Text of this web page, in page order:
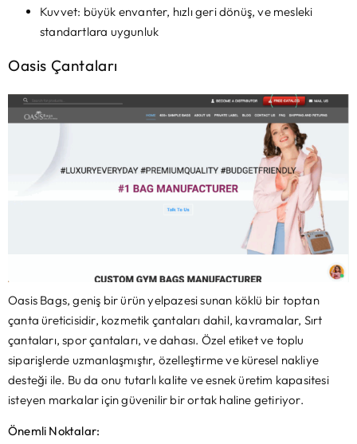
Kuvvet: büyük envanter, hızlı geri dönüş, ve mesleki
standartlara uygunluk
Oasis Çantaları
Oasis Bags, geniş bir ürün yelpazesi sunan köklü bir toptan
çanta üreticisidir, kozmetik çantaları dahil, kavramalar, Sırt
çantaları, spor çantaları, ve dahası. Özel etiket ve toplu
siparişlerde uzmanlaşmıştır, özelleştirme ve küresel nakliye
desteği ile. Bu da onu tutarlı kalite ve esnek üretim kapasitesi
isteyen markalar için güvenilir bir ortak haline getiriyor.
Önemli Noktalar: